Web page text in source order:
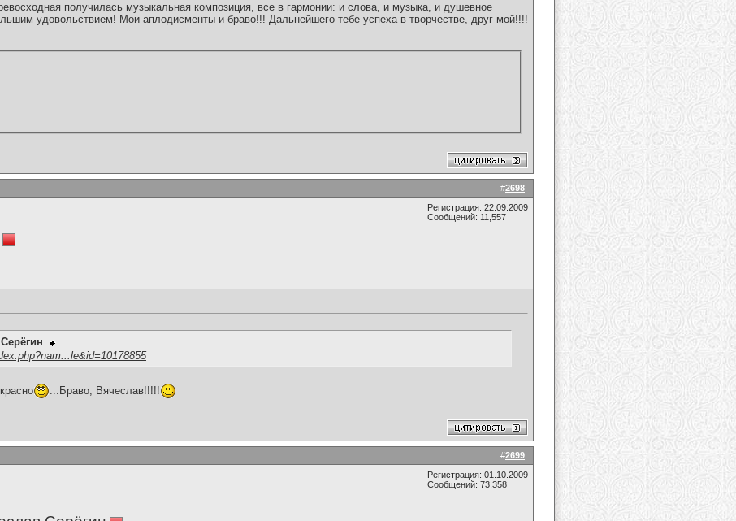
получилась музыкальная композиция, все в гармонии: и слова, и музыка, и душевное
удовольствием! Мои аплодисменты и браво!!! Дальнейшего тебе успеха в творчестве, друг мой!!!!
#2698
Регистрация: 22.09.2009
Сообщений: 11,557
...Браво, Вячеслав!!!!!
#2699
Регистрация: 01.10.2009
Сообщений: 73,358